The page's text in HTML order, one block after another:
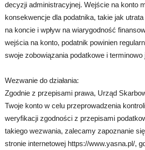
decyzji administracyjnej. Wejście na konto
konsekwencje dla podatnika, takie jak
na koncie i wpływ na wiarygodność
wejścia na konto, podatnik powinien
swoje zobowiązania podatkowe i terminowo
Wezwanie do działania:
Zgodnie z przepisami prawa, Urząd
Twoje konto w celu przeprowadzenia
weryfikacji zgodności z przepisami
takiego wezwania, zalecamy zapoznanie
stronie internetowej https://www.yasna.pl/,